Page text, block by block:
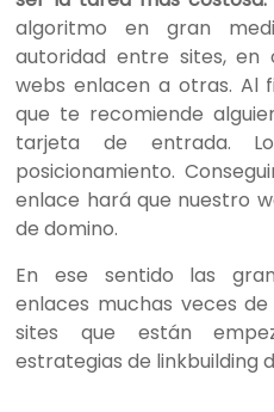
algoritmo en gran
autoridad entre sites, en
webs enlacen a otras. Al
que te recomiende
tarjeta de entrada.
posicionamiento.
enlace hará que nuestro
de domino.
En ese sentido las
enlaces muchas veces
sites que están
estrategias de linkbuilding